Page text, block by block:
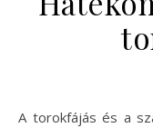
A torokfájás és a szájüreg betegségei sok ember életét